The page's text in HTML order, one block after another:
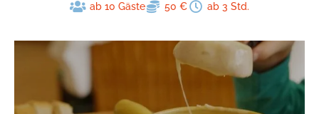
ab 10 Gäste 50 € ab 3 Std.